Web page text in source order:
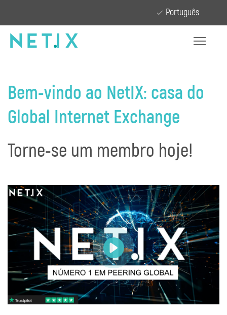
Português
Bem-vindo ao NetIX: casa do
Global Internet Exchange
Torne-se um membro hoje!